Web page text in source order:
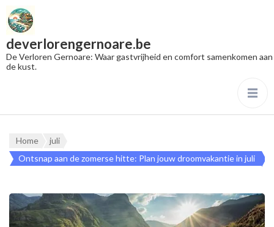
deverlorengernoare.be
De Verloren Gernoare: Waar gastvrijheid en comfort samenkomen aan
de kust.
Home
juli
Ontsnap aan de zomerse hitte: Plan jouw droomvakantie in juli